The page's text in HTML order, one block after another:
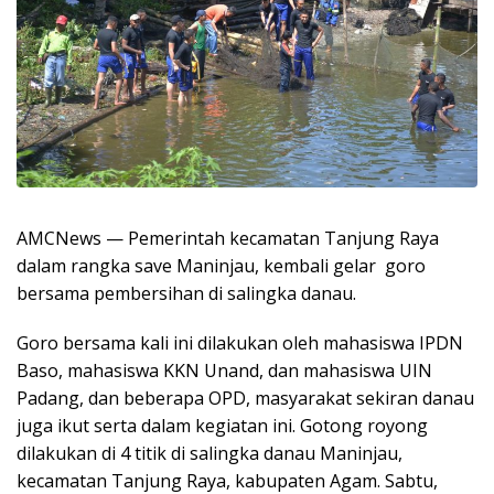
AMCNews — Pemerintah kecamatan Tanjung Raya
dalam rangka save Maninjau, kembali gelar goro
bersama pembersihan di salingka danau.
Goro bersama kali ini dilakukan oleh mahasiswa IPDN
Baso, mahasiswa KKN Unand, dan mahasiswa UIN
Padang, dan beberapa OPD, masyarakat sekiran danau
juga ikut serta dalam kegiatan ini. Gotong royong
dilakukan di 4 titik di salingka danau Maninjau,
kecamatan Tanjung Raya, kabupaten Agam. Sabtu,